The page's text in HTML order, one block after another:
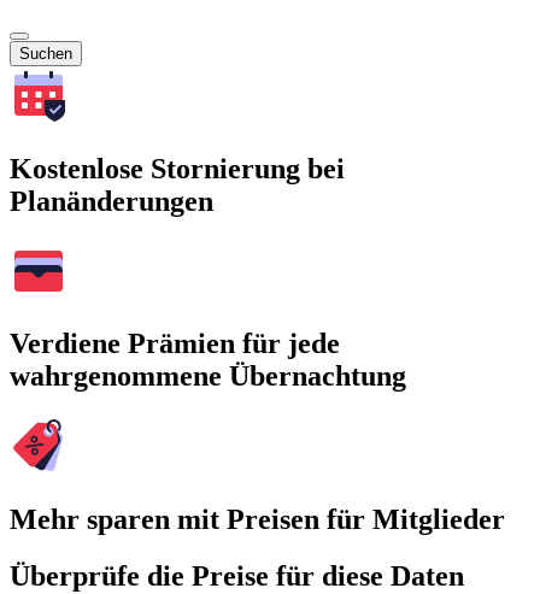
Suchen
Kostenlose Stornierung bei
Planänderungen
Verdiene Prämien für jede
wahrgenommene Übernachtung
Mehr sparen mit Preisen für Mitglieder
Überprüfe die Preise für diese Daten